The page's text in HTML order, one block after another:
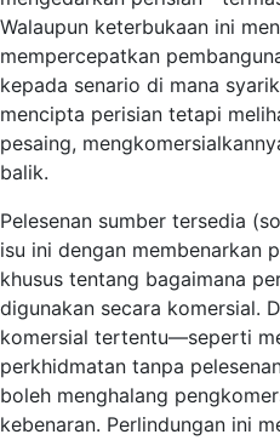
Walaupun keterbukaan ini
mempercepatkan
kepada senario di mana
mencipta perisian tetapi
pesaing,
balik.
Pelesenan sumber tersedia
isu ini dengan membenarkan
khusus tentang bagaimana
digunakan secara komersial.
komersial tertentu—seperti
perkhidmatan tanpa
boleh menghalang
kebenaran. Perlindungan ini